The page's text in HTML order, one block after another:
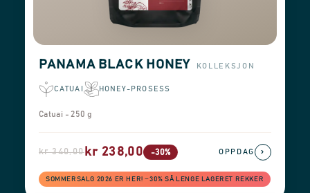
PANAMA BLACK HONEY KOLLEKSJON
CATUAI HONEY-PROSESS
Catuai - 250 g
kr 340,00kr 238,00 -30%
SOMMERSALG 2026 ER HER! −30% SÅ LENGE LAGERET REKKER
OPPDAG ›